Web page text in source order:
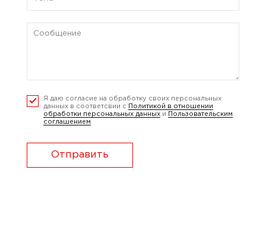
Я даю согласие на обработку своих персональных
данных в соответсвии с
Политикой в отношении
обработки персональных данных и
Пользовательским
соглашением
Отправить